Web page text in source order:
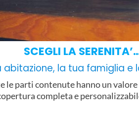
SCEGLI LA
abitazione, la tua famiglia e
le parti contenute hanno un
completa e